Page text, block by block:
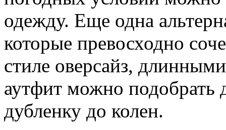
одежду. Еще одна
которые превосходно
стиле оверсайз,
аутфит можно подобрать
дубленку до колен.